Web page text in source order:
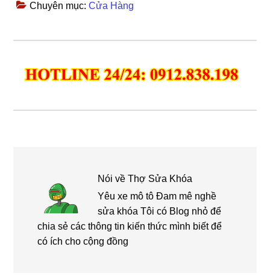
Chuyên mục:Cửa Hàng
Nói vềThợ Sửa Khóa
Yêu xe mô tô Đam mê nghề
sửa khóa Tôi có Blog nhỏ để
chia sẻ các thông tin kiến thức mình biết để
có ích cho cộng đồng